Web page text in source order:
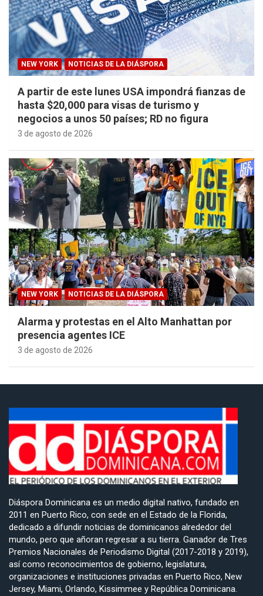
NEW YORK NOTICIAS DE LA DIÁSPORA
A partir de este lunes USA impondrá fianzas de
hasta $20,000 para visas de turismo y
negocios a unos 50 países; RD no figura
3 de agosto de 2026
NEW YORK NOTICIAS DE LA DIÁSPORA
Alarma y protestas en el Alto Manhattan por
presencia agentes ICE
3 de agosto de 2026
Diáspora Dominicana es un medio digital nativo, fundado en
2011 en Puerto Rico, con sede en el Estado de la Florida,
dedicado a difundir noticias de dominicanos alrededor del
mundo, pero que añoran regresar a su tierra. Ganador de Tres
Premios Nacionales de Periodismo Digital (2017-2018 y 2019),
así como reconocimientos de gobierno, legislatura,
organizaciones e instituciones privadas en Puerto Rico, New
Jersey, Miami, Orlando, Kissimmee y República Dominicana.